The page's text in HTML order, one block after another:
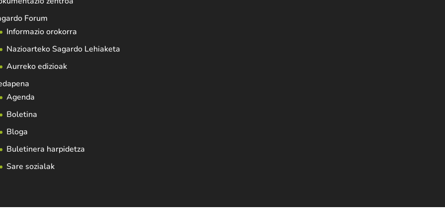
Forum
Informazio orokorra
Nazioarteko Sagardo Lehiaketa
Aurreko edizioak
Agenda
Boletina
Bloga
Buletinera harpidetza
Sare sozialak